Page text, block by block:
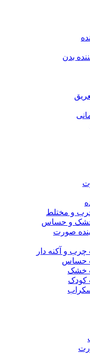
بدن
و مختلط
خشک و حساس
صورت
و آکنه دار
حساس
خشک
کودک